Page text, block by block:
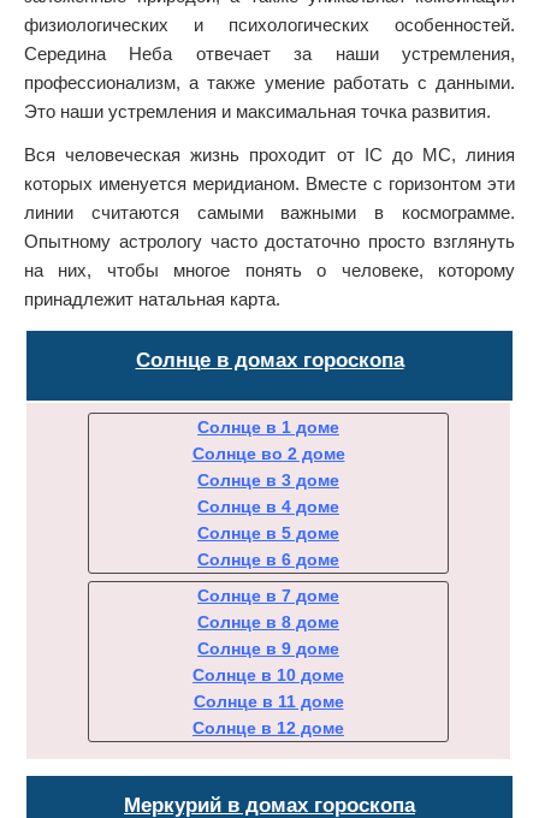
физиологических и психологических особенностей.
Середина Неба отвечает за наши устремления,
профессионализм, а также умение работать с данными.
Это наши устремления и максимальная точка развития.
Вся человеческая жизнь проходит от IC до MC, линия
которых именуется меридианом. Вместе с горизонтом эти
линии считаются самыми важными в космограмме.
Опытному астрологу часто достаточно просто взглянуть
на них, чтобы многое понять о человеке, которому
принадлежит натальная карта.
Солнце в домах гороскопа
Солнце в 1 доме
Солнце во 2 доме
Солнце в 3 доме
Солнце в 4 доме
Солнце в 5 доме
Солнце в 6 доме
Солнце в 7 доме
Солнце в 8 доме
Солнце в 9 доме
Солнце в 10 доме
Солнце в 11 доме
Солнце в 12 доме
Меркурий в домах гороскопа